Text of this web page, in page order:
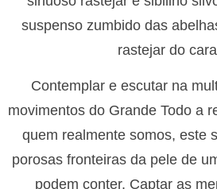
suspenso zumbido das
rastejar do
Contemplar e escutar na
movimentos do Grande Todo a
quem realmente somos, este
porosas fronteiras da pele de
podem conter. Captar as